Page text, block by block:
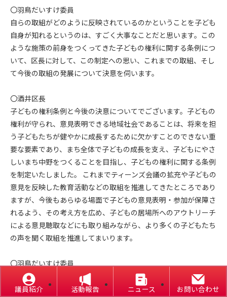
議員紹介 活動報告 ニュース お問い合わせ
〇羽鳥だいすけ委員
自らの取組がどのように反映されているのかということを子ども
自身が知れるというのは、すごく大事なことだと思います。この
ような施策の前身をつくってきた子どもの権利に関する条例につ
いて、区長に対して、この制定への思い、これまでの取組、そし
て今後の取組の発展について決意を伺います。
〇酒井区長
子どもの権利条例と今後の決意についてでございます。子どもの
権利が守られ、意見表明できる地域社会であることは、将来を担
う子どもたちが健やかに成長するために欠かすことのできない重
要な要素であり、まち全体で子どもの成長を支え、子どもにやさ
しいまち中野をつくることを目指し、子どもの権利に関する条例
を制定いたしました。 これまでティーンズ会議の拡充や子どもの
意見を反映した教育活動などの取組を推進してきたところであり
ますが、今後もあらゆる場面で子どもの意見表明・参加が保障さ
れるよう、その考え方を広め、子どもの居場所へのアウトリーチ
による意見聴取などにも取り組みながら、より多くの子どもたち
の声を聞く取組を推進してまいります。
〇羽鳥だいすけ委員
まさに区民全体となって区政前進を図っていく、そうした取組を
さらに発展させていっていただきたいと思います。 子どもの意見